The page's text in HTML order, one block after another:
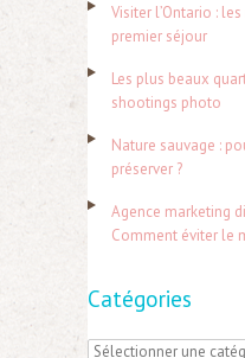
h
r
:
Visiter l’Ontario :
premier séjour
Les plus beaux
shootings photo
Nature sauvage :
préserver ?
Agence marketing
Comment éviter le
Catégories